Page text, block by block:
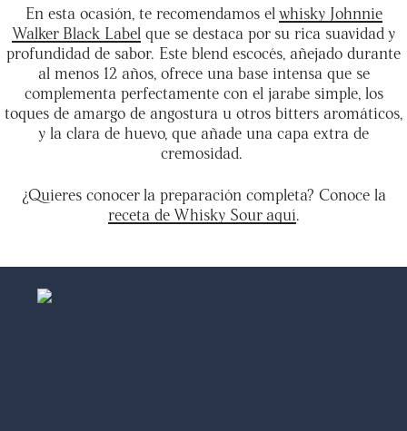
En esta ocasión, te recomendamos el whisky Johnnie
Walker Black Label que se destaca por su rica suavidad y
profundidad de sabor. Este blend escocés, añejado durante
al menos 12 años, ofrece una base intensa que se
complementa perfectamente con el jarabe simple, los
toques de amargo de angostura u otros bitters aromáticos,
y la clara de huevo, que añade una capa extra de
cremosidad.
¿Quieres conocer la preparación completa? Conoce la
receta de Whisky Sour aquí.